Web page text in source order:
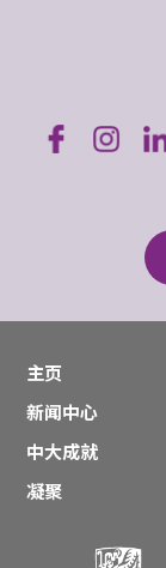
主页
新闻中心
中大成就
凝聚